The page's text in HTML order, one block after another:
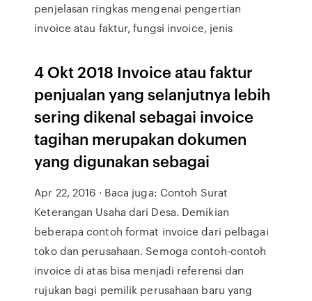
penjelasan ringkas mengenai pengertian
invoice atau faktur, fungsi invoice, jenis
4 Okt 2018 Invoice atau faktur
penjualan yang selanjutnya lebih
sering dikenal sebagai invoice
tagihan merupakan dokumen
yang digunakan sebagai
Apr 22, 2016 · Baca juga: Contoh Surat
Keterangan Usaha dari Desa. Demikian
beberapa contoh format invoice dari pelbagai
toko dan perusahaan. Semoga contoh-contoh
invoice di atas bisa menjadi referensi dan
rujukan bagi pemilik perusahaan baru yang